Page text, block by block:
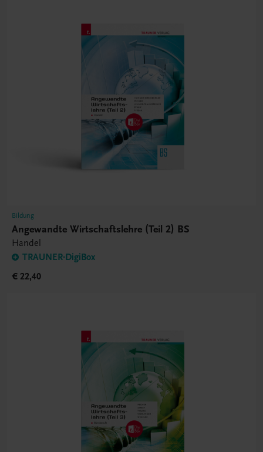
Bildung
Angewandte Wirtschaftslehre (Teil 2) BS
Handel
TRAUNER-DigiBox
€ 22,40